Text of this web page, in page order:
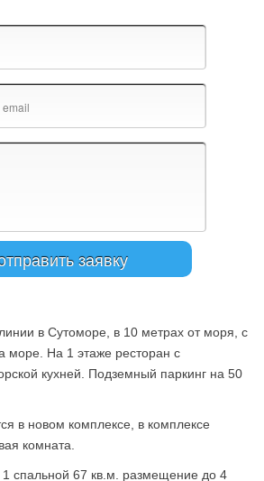
в Сутоморе, в 10 метрах от моря, с
На 1 этаже ресторан с
кухней. Подземный паркинг на 50
в новом комплексе, в комплексе
комната.
спальной 67 кв.м. размещение до 4